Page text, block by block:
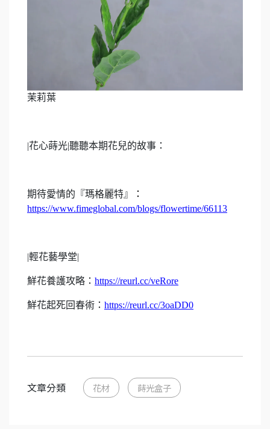
茉莉葉
|花心蒔光|聽聽本期花兒的故事：
期待愛情的『瑪格麗特』
：
https://www.fimeglobal.com/blogs/flowertime/66113
|輕花藝學堂|
鮮花養護攻略： https://reurl.cc/veRore
鮮花起死回春術： https://reurl.cc/3oaDD0
文章分類 花材 蒔光盒子